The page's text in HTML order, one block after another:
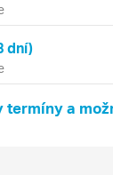
dní)
termíny a